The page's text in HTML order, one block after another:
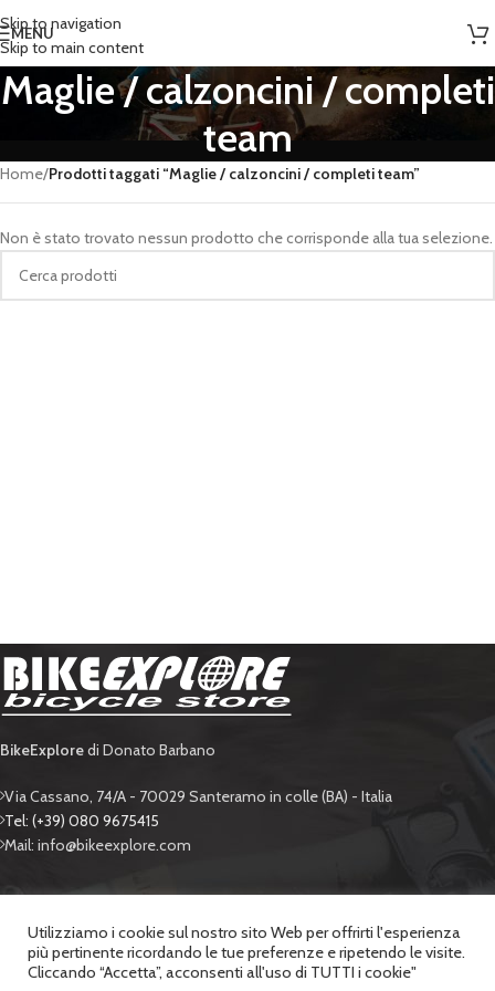
Skip to navigation
Skip to main content
MENU
Maglie / calzoncini / completi
team
Home/Prodotti taggati “Maglie / calzoncini / completi team”
Non è stato trovato nessun prodotto che corrisponde alla tua selezione.
BikeExploredi Donato Barbano
Via Cassano, 74/A - 70029 Santeramo in colle (BA) - Italia
Tel: (+39) 080 9675415
Mail: info@bikeexplore.com
BIKE EXPLORE
SUPPORTO
Utilizziamo i cookie sul nostro sito Web per offrirti l'esperienza
più pertinente ricordando le tue preferenze e ripetendo le visite.
Cliccando “Accetta”, acconsenti all'uso di TUTTI i cookie"